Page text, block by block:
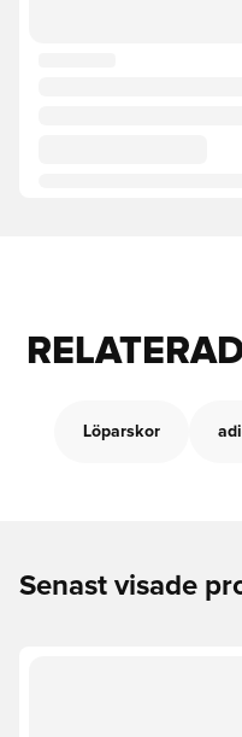
Löparskor
Senast visade